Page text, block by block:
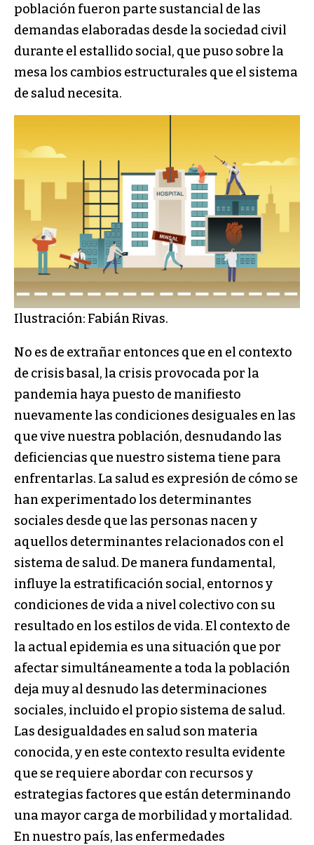
población fueron parte sustancial de las
demandas elaboradas desde la sociedad civil
durante el estallido social, que puso sobre la
mesa los cambios estructurales que el sistema
de salud necesita.
Ilustración: Fabián Rivas.
No es de extrañar entonces que en el contexto
de crisis basal, la crisis provocada por la
pandemia haya puesto de manifiesto
nuevamente las condiciones desiguales en las
que vive nuestra población, desnudando las
deficiencias que nuestro sistema tiene para
enfrentarlas. La salud es expresión de cómo se
han experimentado los determinantes
sociales desde que las personas nacen y
aquellos determinantes relacionados con el
sistema de salud. De manera fundamental,
influye la estratificación social, entornos y
condiciones de vida a nivel colectivo con su
resultado en los estilos de vida. El contexto de
la actual epidemia es una situación que por
afectar simultáneamente a toda la población
deja muy al desnudo las determinaciones
sociales, incluido el propio sistema de salud.
Las desigualdades en salud son materia
conocida, y en este contexto resulta evidente
que se requiere abordar con recursos y
estrategias factores que están determinando
una mayor carga de morbilidad y mortalidad.
En nuestro país, las enfermedades